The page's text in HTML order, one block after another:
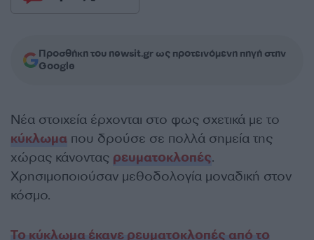
Προσθήκη του newsit.gr ως προτεινόμενη πηγή στην
Google
Νέα στοιχεία έρχονται στο φως σχετικά με το
κύκλωμα που δρούσε σε πολλά σημεία της
χώρας κάνοντας ρευματοκλοπές.
Χρησιμοποιούσαν μεθοδολογία μοναδική στον
κόσμο.
Το κύκλωμα έκανε ρευματοκλοπές από το